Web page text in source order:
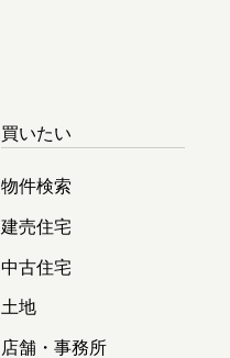
買いたい
物件検索
建売住宅
中古住宅
土地
店舗・事務所